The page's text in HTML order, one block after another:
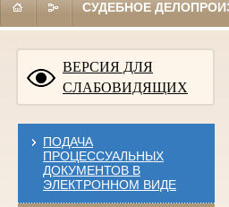
СУДЕБНОЕ
ВЕРСИЯ ДЛЯ
СЛАБОВИДЯЩИХ
ПОДАЧА
ПРОЦЕССУАЛЬНЫХ
ДОКУМЕНТОВ В
ЭЛЕКТРОННОМ ВИДЕ